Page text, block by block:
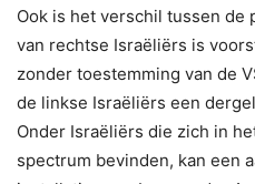
Ook is het verschil tussen de
van rechtse Israëliërs is
zonder toestemming van de
de linkse Israëliërs een
Onder Israëliërs die zich in
spectrum bevinden, kan een